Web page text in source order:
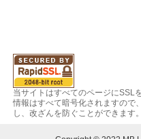
当サイトはすべてのページにSSL
情報はすべて暗号化されますので
し、改ざんを防ぐことができます